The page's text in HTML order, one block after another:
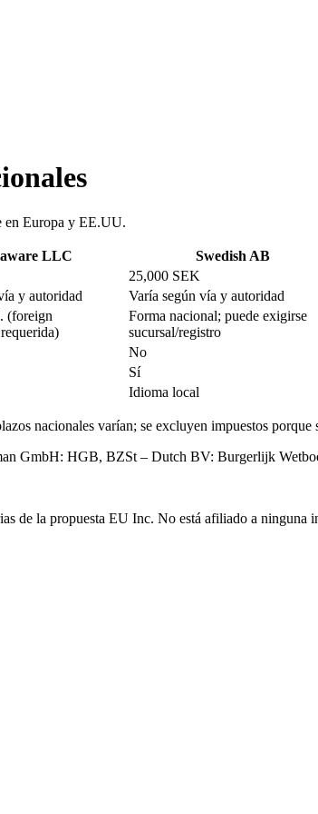
en Europa y EE.UU.
LLC Swedish AB
25,000 SEK
y autoridad Varía según vía y autoridad
(foreign
Forma nacional; puede exigirse
sucursal/registro
No
Sí
Idioma local
nacionales varían; se excluyen impuestos porque
GmbH: HGB, BZSt – Dutch BV: Burgerlijk
de la propuesta EU Inc. No está afiliado a ninguna